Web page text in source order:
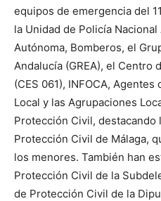
equipos de emergencia del
la Unidad de Policía
Autónoma, Bomberos, el
Andalucía (GREA), el Centro
(CES 061), INFOCA,
Local y las Agrupaciones
Protección Civil, destacando
Protección Civil de Málaga,
los menores. También han
Protección Civil de la
de Protección Civil de la